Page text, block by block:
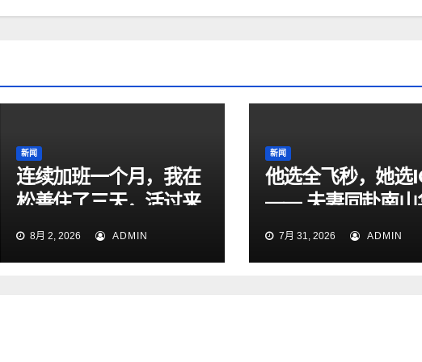
新闻
连续加班一个月，我在
松善住了三天，活过来
了8月 2, 2026 ADMIN
新闻
他选全飞秒，她选
—— 夫妻同赴南山
眼科，共享清晰视界
7月 31, 2026 ADMIN